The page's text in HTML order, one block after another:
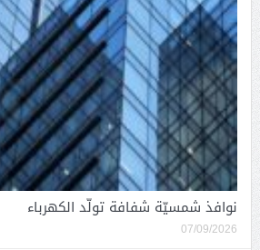
نوافذ شمسيّة شفافة تولّد الكهرباء
07/09/2026